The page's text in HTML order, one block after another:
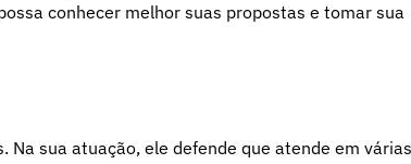
conhecer melhor suas propostas e tomar sua
Na sua atuação, ele defende que atende em várias